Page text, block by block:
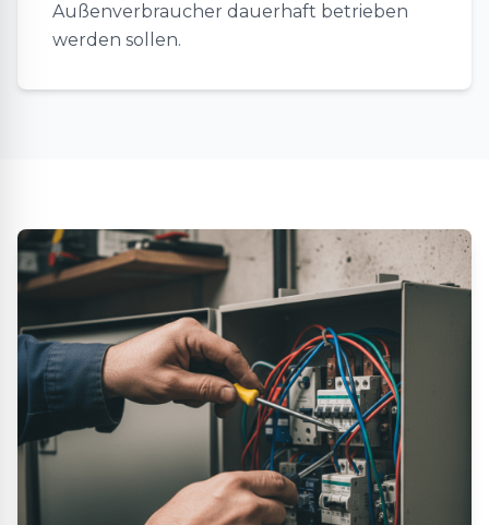
Außenverbraucher dauerhaft betrieben
werden sollen.